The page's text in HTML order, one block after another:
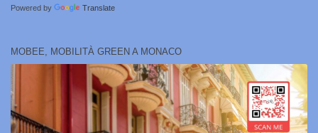
Powered by Translate
MOBEE, MOBILITÀ GREEN A MONACO